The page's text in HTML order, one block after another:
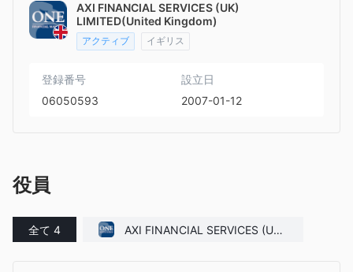
AXI FINANCIAL SERVICES (UK)
LIMITED(United Kingdom)
アクティブ イギリス
登録番号
06050593
設立日
2007-01-12
役員
全て 4
AXI FINANCIAL SERVICES (UK)